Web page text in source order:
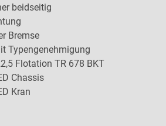
beidseitig
Bremse
Typengenehmigung
Flotation TR 678 BKT
Chassis
Kran